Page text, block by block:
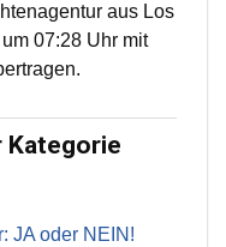
aus Los
07:28 Uhr mit
Kategorie
JA oder NEIN!